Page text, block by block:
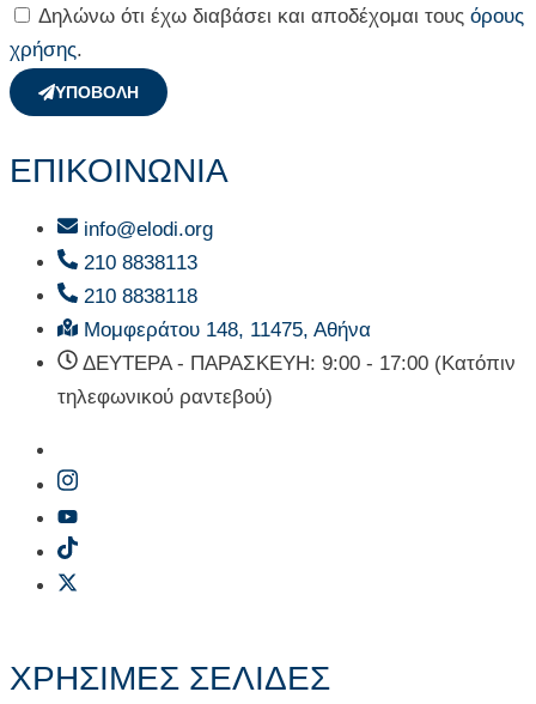
Δηλώνω ότι έχω διαβάσει και αποδέχομαι τους όρους
χρήσης.
ΥΠΟΒΟΛΗ
ΕΠΙΚΟΙΝΩΝΙΑ
info@elodi.org
210 8838113
210 8838118
Μομφεράτου 148, 11475, Αθήνα
ΔΕΥΤΕΡΑ - ΠΑΡΑΣΚΕΥΗ: 9:00 - 17:00 (Κατόπιν
τηλεφωνικού ραντεβού)
ΧΡΗΣΙΜΕΣ ΣΕΛΙΔΕΣ